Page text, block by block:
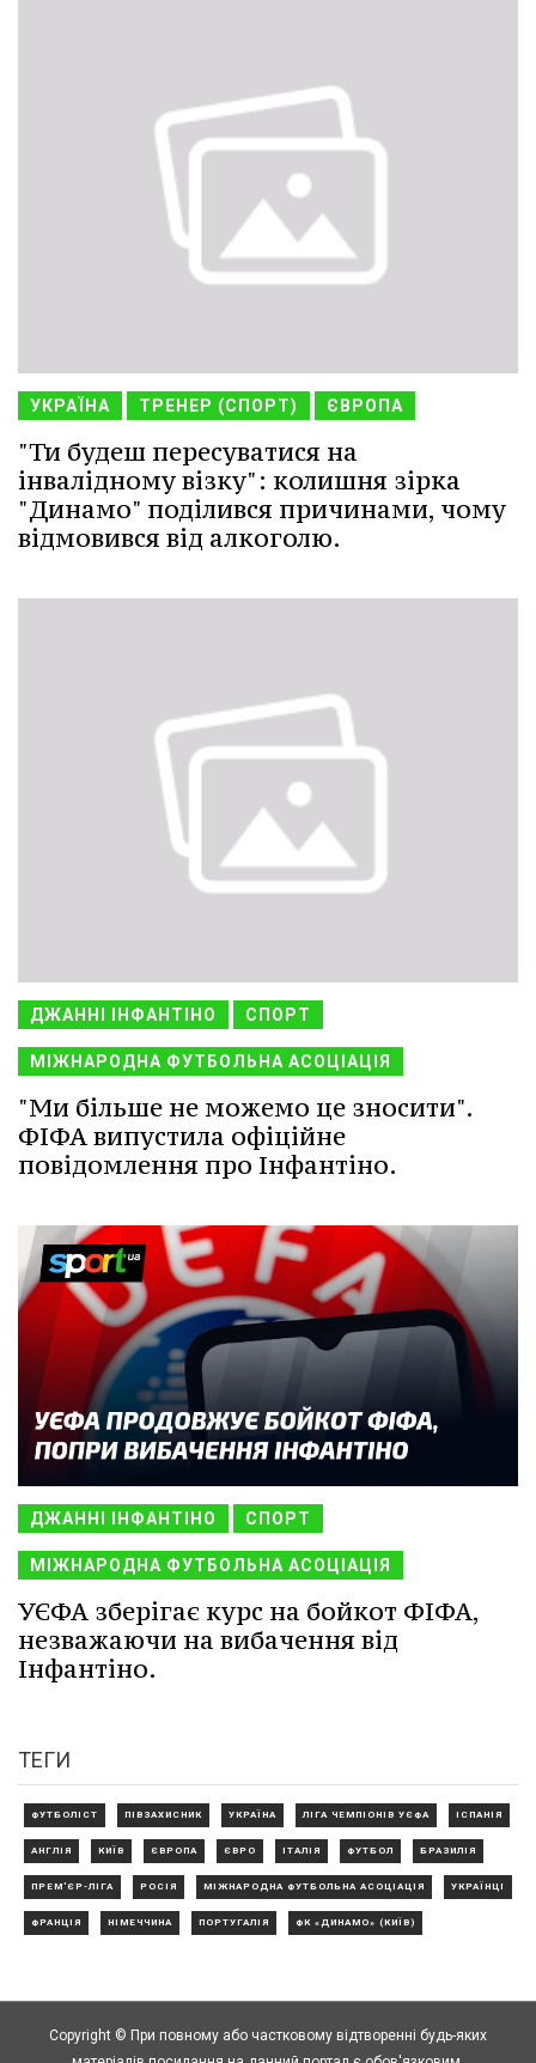
УКРАЇНА ТРЕНЕР (СПОРТ) ЄВРОПА
"Ти будеш пересуватися на
інвалідному візку": колишня зірка
"Динамо" поділився причинами, чому
відмовився від алкоголю.
ДЖАННІ ІНФАНТІНО СПОРТ
МІЖНАРОДНА ФУТБОЛЬНА АСОЦІАЦІЯ
"Ми більше не можемо це зносити".
ФІФА випустила офіційне
повідомлення про Інфантіно.
ДЖАННІ ІНФАНТІНО СПОРТ
МІЖНАРОДНА ФУТБОЛЬНА АСОЦІАЦІЯ
УЄФА зберігає курс на бойкот ФІФА,
незважаючи на вибачення від
Інфантіно.
ТЕГИ
ФУТБОЛІСТ ПІВЗАХИСНИК УКРАЇНА ЛІГА ЧЕМПІОНІВ УЄФА ІСПАНІЯ
АНГЛІЯ КИЇВ ЄВРОПА ЄВРО ІТАЛІЯ ФУТБОЛ БРАЗИЛІЯ
ПРЕМ'ЄР-ЛІГА РОСІЯ МІЖНАРОДНА ФУТБОЛЬНА АСОЦІАЦІЯ УКРАЇНЦІ
ФРАНЦІЯ НІМЕЧЧИНА ПОРТУГАЛІЯ ФК «ДИНАМО» (КИЇВ)
Copyright © При повному або частковому відтворенні будь-яких